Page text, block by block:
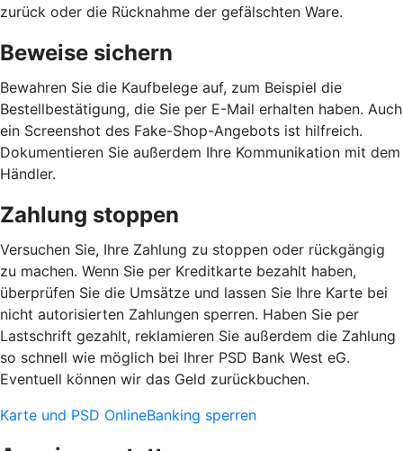
zurück oder die Rücknahme der gefälschten Ware.
Beweise sichern
Bewahren Sie die Kaufbelege auf, zum Beispiel die
Bestellbestätigung, die Sie per E-Mail erhalten haben. Auch
ein Screenshot des Fake-Shop-Angebots ist hilfreich.
Dokumentieren Sie außerdem Ihre Kommunikation mit dem
Händler.
Zahlung stoppen
Versuchen Sie, Ihre Zahlung zu stoppen oder rückgängig
zu machen. Wenn Sie per Kreditkarte bezahlt haben,
überprüfen Sie die Umsätze und lassen Sie Ihre Karte bei
nicht autorisierten Zahlungen sperren. Haben Sie per
Lastschrift gezahlt, reklamieren Sie außerdem die Zahlung
so schnell wie möglich bei Ihrer PSD Bank West eG.
Eventuell können wir das Geld zurückbuchen.
Karte und PSD OnlineBanking sperren